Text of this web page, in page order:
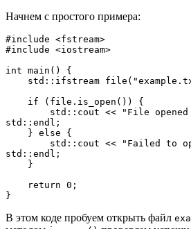
Начнем с простого примера:
#include <fstream>
#include <iostream>
int main() {
std::ifstream
    if (file.is_open()) {
std::endl;
    } else {
std::endl;
    }
    return 0;
}
В этом коде пробуем открыть файл